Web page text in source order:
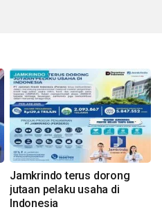
Jamkrindo terus dorong
jutaan pelaku usaha di
Indonesia